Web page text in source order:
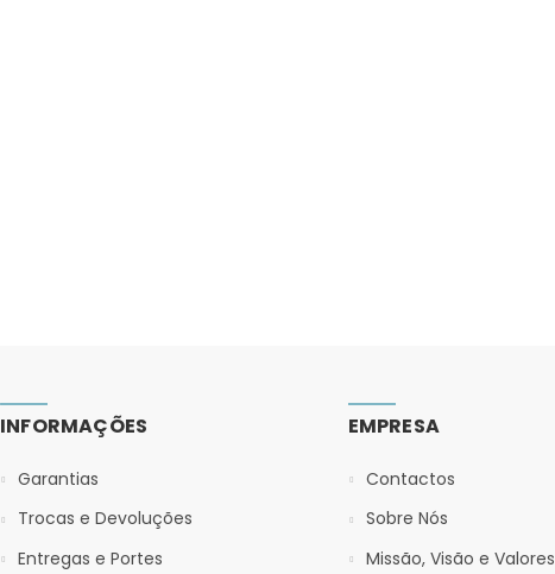
INFORMAÇÕES
Garantias
Trocas e Devoluções
Entregas e Portes
EMPRESA
Contactos
Sobre Nós
Missão, Visão e Valores